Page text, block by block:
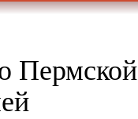
Пермской